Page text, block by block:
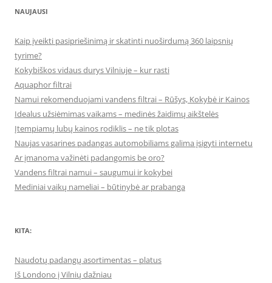
NAUJAUSI
Kaip įveikti pasipriešinimą ir skatinti nuoširdumą 360 laipsnių
tyrime?
Kokybiškos vidaus durys Vilniuje – kur rasti
Aquaphor filtrai
Namui rekomenduojami vandens filtrai – Rūšys, Kokybė ir Kainos
Idealus užsiėmimas vaikams – medinės žaidimų aikštelės
Įtempiamų lubų kainos rodiklis – ne tik plotas
Naujas vasarines padangas automobiliams galima įsigyti internetu
Ar įmanoma važinėti padangomis be oro?
Vandens filtrai namui – saugumui ir kokybei
Mediniai vaikų nameliai – būtinybė ar prabanga
KITA:
Naudotų padangų asortimentas – platus
Iš Londono į Vilnių dažniau